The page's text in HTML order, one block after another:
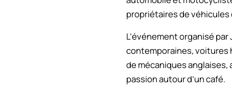
propriétaires de
L’événement organisé
contemporaines, voitures
de mécaniques
passion autour d’un café.